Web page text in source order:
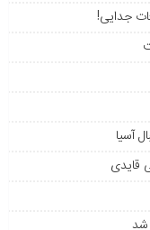
جدایی!
آسیا
قایدی